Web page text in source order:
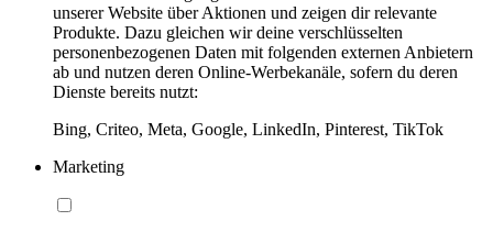
unserer Website über Aktionen und zeigen dir relevante
Produkte. Dazu gleichen wir deine verschlüsselten
personenbezogenen Daten mit folgenden externen Anbietern
ab und nutzen deren Online-Werbekanäle, sofern du deren
Dienste bereits nutzt:
Bing, Criteo, Meta, Google, LinkedIn, Pinterest, TikTok
Marketing